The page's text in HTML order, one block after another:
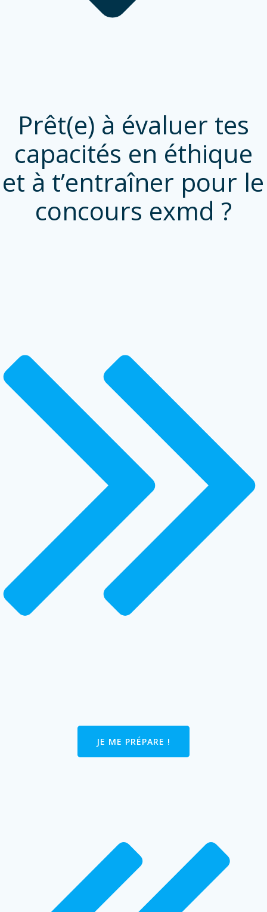
Prêt(e) à évaluer tes
capacités en éthique
et à t’entraîner pour le
concours exmd ?
JE ME PRÉPARE !